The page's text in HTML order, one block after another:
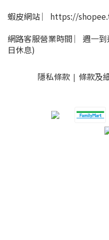
蝦皮網站 ︳https://
網路客服營業時間 ︳週一
日休息)
隱私條款 | 條款及